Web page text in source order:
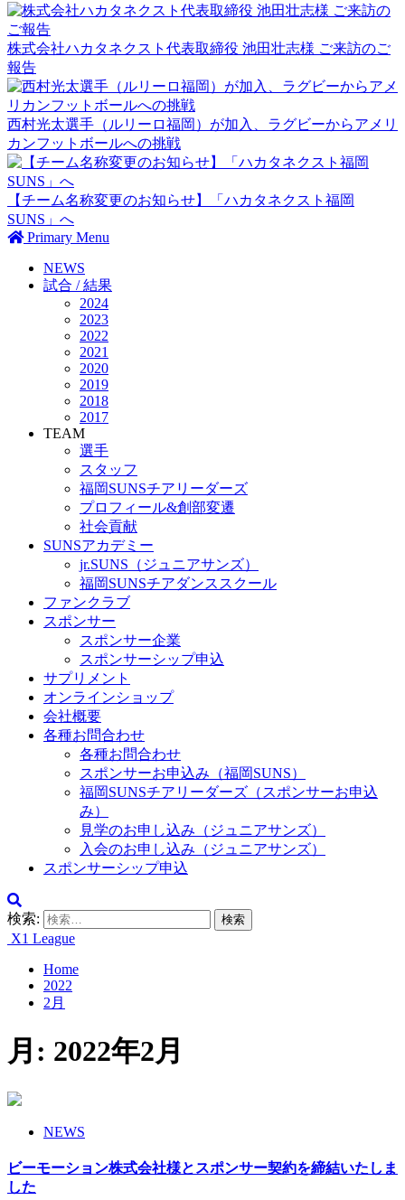
株式会社ハカタネクスト代表取締役 池田壮志様 ご来訪のご
報告
西村光太選手（ルリーロ福岡）が加入、ラグビーからアメリ
カンフットボールへの挑戦
【チーム名称変更のお知らせ】「ハカタネクスト福岡
SUNS」へ
Primary Menu
NEWS
試合 / 結果
2024
2023
2022
2021
2020
2019
2018
2017
TEAM
選手
スタッフ
福岡SUNSチアリーダーズ
プロフィール&創部変遷
社会貢献
SUNSアカデミー
jr.SUNS（ジュニアサンズ）
福岡SUNSチアダンススクール
ファンクラブ
スポンサー
スポンサー企業
スポンサーシップ申込
サプリメント
オンラインショップ
会社概要
各種お問合わせ
各種お問合わせ
スポンサーお申込み（福岡SUNS）
福岡SUNSチアリーダーズ（スポンサーお申込
み）
見学のお申し込み（ジュニアサンズ）
入会のお申し込み（ジュニアサンズ）
スポンサーシップ申込
検索:
X1 League
Home
2022
2月
月: 2022年2月
NEWS
ビーモーション株式会社様とスポンサー契約を締結いたしま
した